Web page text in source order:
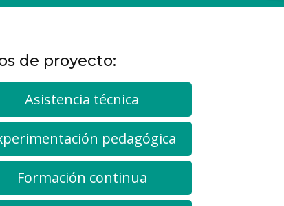
de proyecto:
Asistencia técnica
pedagógica
Formación continua